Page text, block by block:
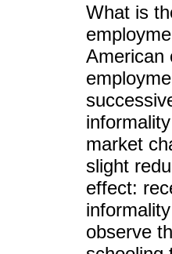
What is
American
market
slight
effect:
observe